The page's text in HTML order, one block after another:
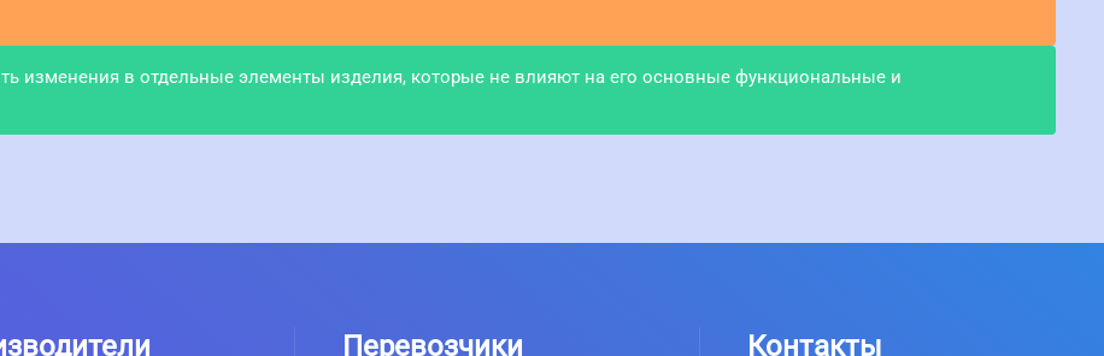
изменения в отдельные элементы изделия, которые не влияют на его основные функциональные и
Перевозчики Контакты